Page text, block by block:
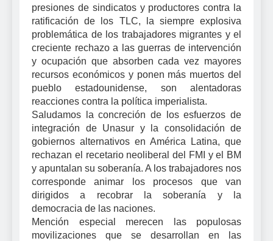
presiones de sindicatos y productores contra la
ratificación de los TLC, la siempre explosiva
problemática de los trabajadores migrantes y el
creciente rechazo a las guerras de intervención
y ocupación que absorben cada vez mayores
recursos económicos y ponen más muertos del
pueblo estadounidense, son alentadoras
reacciones contra la política imperialista.
Saludamos la concreción de los esfuerzos de
integración de Unasur y la consolidación de
gobiernos alternativos en América Latina, que
rechazan el recetario neoliberal del FMI y el BM
y apuntalan su soberanía. A los trabajadores nos
corresponde animar los procesos que van
dirigidos a recobrar la soberanía y la
democracia de las naciones.
Mención especial merecen las populosas
movilizaciones que se desarrollan en las